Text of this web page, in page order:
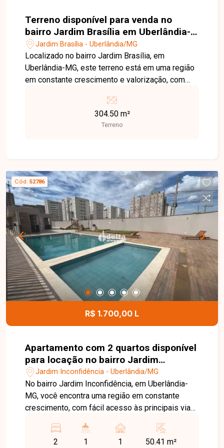
Terreno disponível para venda no
bairro Jardim Brasília em Uberlândia-
MGJardim Brasília - Uberlândia/MG
Localizado no bairro Jardim Brasília, em
Uberlândia-MG, este terreno está em uma região
em constante crescimento e valorização, com
próximo a supermercados, escolas, farmácias,
comércios e diversos serviços, proporcionando
praticidade e excelente potencial para
investimento. Sua localização em um bairro em
expansão torna este terreno uma ótima
oportunidade para quem busca valorização e
qualidade de vida. Esta é uma excelente
oportunidade para adquirir um terreno bem
localizado no bairro Jardim Brasília. Agende uma
visita e venha conhecer todos os detalhes deste
imóvel.
304.50 m²
Terreno
Cód. 52786
R$ 1.700,00 L
Apartamento com 2 quartos disponível
para locação no bairro Jardim
Inconfidência em Uberlândia-MG
Jardim Inconfidência - Uberlândia/MG
No bairro Jardim Inconfidência, em Uberlândia-
MG, você encontra uma região em constante
crescimento, com fácil acesso às principais vias
estar próxima a supermercados, escolas,
farmácias e diversos serviços, proporcionando
2 1 1 50.41 m²